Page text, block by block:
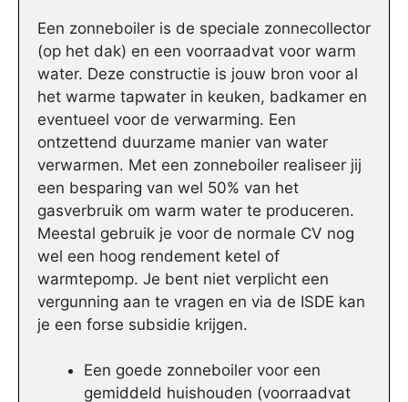
Een zonneboiler is de speciale zonnecollector
(op het dak) en een voorraadvat voor warm
water. Deze constructie is jouw bron voor al
het warme tapwater in keuken, badkamer en
eventueel voor de verwarming. Een
ontzettend duurzame manier van water
verwarmen. Met een zonneboiler realiseer jij
een besparing van wel 50% van het
gasverbruik om warm water te produceren.
Meestal gebruik je voor de normale CV nog
wel een hoog rendement ketel of
warmtepomp. Je bent niet verplicht een
vergunning aan te vragen en via de ISDE kan
je een forse subsidie krijgen.
Een goede zonneboiler voor een
gemiddeld huishouden (voorraadvat